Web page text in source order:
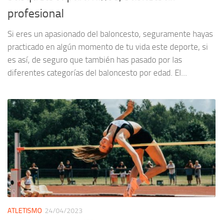
profesional
Si eres un apasionado del baloncesto, seguramente hayas
practicado en algún momento de tu vida este deporte, si
es así, de seguro que también has pasado por las
diferentes categorías del baloncesto por edad. El...
ATLETISMO 24/04/2023